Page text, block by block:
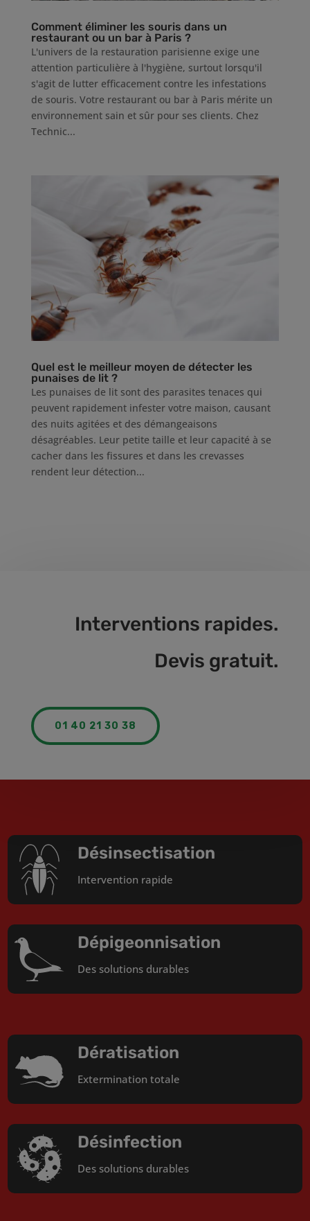
Comment éliminer les souris dans un
restaurant ou un bar à Paris ?
L'univers de la restauration parisienne exige une
attention particulière à l'hygiène, surtout lorsqu'il
s'agit de lutter efficacement contre les infestations
de souris. Votre restaurant ou bar à Paris mérite un
environnement sain et sûr pour ses clients. Chez
Technic...
Quel est le meilleur moyen de détecter les
punaises de lit ?
Les punaises de lit sont des parasites tenaces qui
peuvent rapidement infester votre maison, causant
des nuits agitées et des démangeaisons
désagréables. Leur petite taille et leur capacité à se
cacher dans les fissures et dans les crevasses
rendent leur détection...
Interventions rapides.
Devis gratuit.
01 40 21 30 38
Désinsectisation
Intervention rapide
Dépigeonnisation
Des solutions durables
Dératisation
Extermination totale
Désinfection
Des solutions durables